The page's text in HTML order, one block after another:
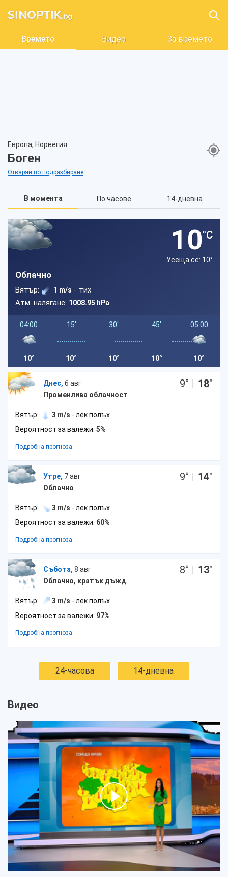
Времето Видео За времето
Европа, Норвегия
Боген
Отваряй по подразбиране
В момента По часове 14-дневна
10°C
Усеща се: 10°
Облачно
Вятър: 1 m/s - тих
Атм. налягане: 1008.95 hPa
04:00
10°
15'
10°
30'
10°
45'
10°
05:00
10°
Днес, 6 авг
Променлива облачност
9° | 18°
Вятър: 3 m/s - лек полъх
Вероятност за валежи: 5%
Подробна прогноза
Утре, 7 авг
Облачно
9° | 14°
Вятър: 3 m/s - лек полъх
Вероятност за валежи: 60%
Подробна прогноза
Събота, 8 авг
Облачно, кратък дъжд
8° | 13°
Вятър: 3 m/s - лек полъх
Вероятност за валежи: 97%
Подробна прогноза
24-часова 14-дневна
Видео